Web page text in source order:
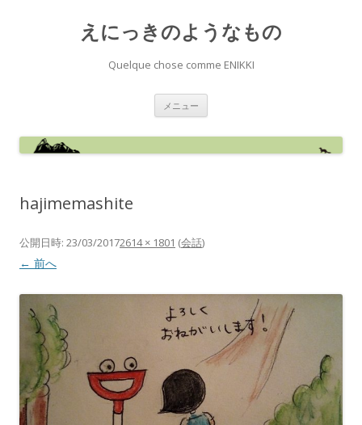
えにっきのようなもの
Quelque chose comme ENIKKI
メニュー
ン
へ
hajimemashite
公開日時: 23/03/20172614 × 1801 (会話)
← 前へ